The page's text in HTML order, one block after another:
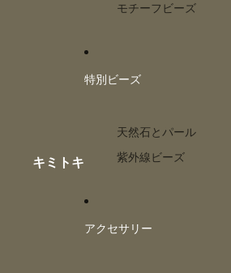
キミトキ
モチーフビーズ
特別ビーズ
天然石とパール
紫外線ビーズ
アクセサリー